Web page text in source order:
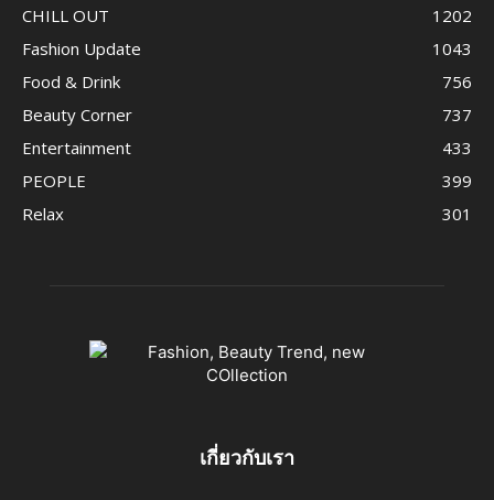
CHILL OUT
1202
Fashion Update
1043
Food & Drink
756
Beauty Corner
737
Entertainment
433
PEOPLE
399
Relax
301
เกี่ยวกับเรา